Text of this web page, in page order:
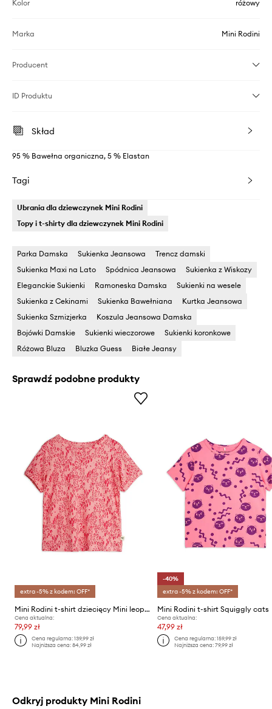
Kolor różowy
Marka Mini Rodini
Producent
ID Produktu
Skład
95 % Bawełna organiczna, 5 % Elastan
Tagi
Ubrania dla dziewczynek Mini Rodini
Topy i t-shirty dla dziewczynek Mini Rodini
Parka Damska Sukienka Jeansowa
Trencz damski
Sukienka Maxi na Lato
Spódnica Jeansowa
Sukienka z Wiskozy
Eleganckie Sukienki
Ramoneska Damska
Sukienki na wesele
Sukienka z Cekinami
Sukienka Bawełniana
Kurtka Jeansowa
Sukienka Szmizjerka
Koszula Jeansowa Damska
Bojówki Damskie
Sukienki wieczorowe
Sukienki koronkowe
Różowa Bluza
Bluzka Guess Białe Jeansy
Sprawdź podobne produkty
extra -5% z kodem: OFF*
Mini Rodini t-shirt dziecięcy Mini leopard
Cena aktualna:
79,99 zł
Cena regularna:139,99 zł
Najniższa cena:84,99 zł
-40%
extra -5% z kodem: OFF*
Mini Rodini t-shirt Squiggly cats
Cena aktualna:
47,99 zł
Cena regularna: 159,99 zł
Najniższa cena: 79,99 zł
Odkryj produkty Mini Rodini